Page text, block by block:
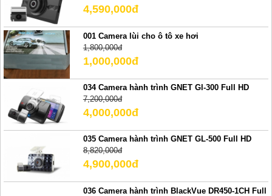
4,590,000đ
001 Camera lùi cho ô tô xe hơi
1,800,000đ
1,000,000đ
034 Camera hành trình GNET Gl-300 Full HD
7,200,000đ
4,000,000đ
035 Camera hành trình GNET GL-500 Full HD
8,820,000đ
4,900,000đ
036 Camera hành trình BlackVue DR450-1CH Full